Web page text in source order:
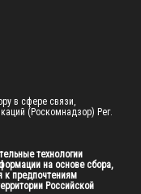
в сфере связи,
(Роскомнадзор) Рег.
технологии
на основе сбора,
к предпочтениям
Российской